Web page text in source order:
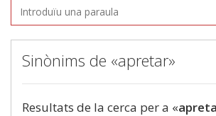
Sinònims de «apretar»
Resultats de la cerca per a «